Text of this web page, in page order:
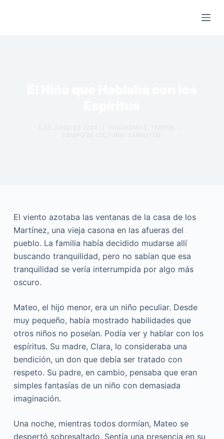
El viento azotaba las ventanas de la casa de los
Martínez, una vieja casona en las afueras del
pueblo. La familia había decidido mudarse allí
buscando tranquilidad, pero no sabían que esa
tranquilidad se vería interrumpida por algo más
oscuro.
Mateo, el hijo menor, era un niño peculiar. Desde
muy pequeño, había mostrado habilidades que
otros niños no poseían. Podía ver y hablar con los
espíritus. Su madre, Clara, lo consideraba una
bendición, un don que debía ser tratado con
respeto. Su padre, en cambio, pensaba que eran
simples fantasías de un niño con demasiada
imaginación.
Una noche, mientras todos dormían, Mateo se
despertó sobresaltado. Sentía una presencia en su